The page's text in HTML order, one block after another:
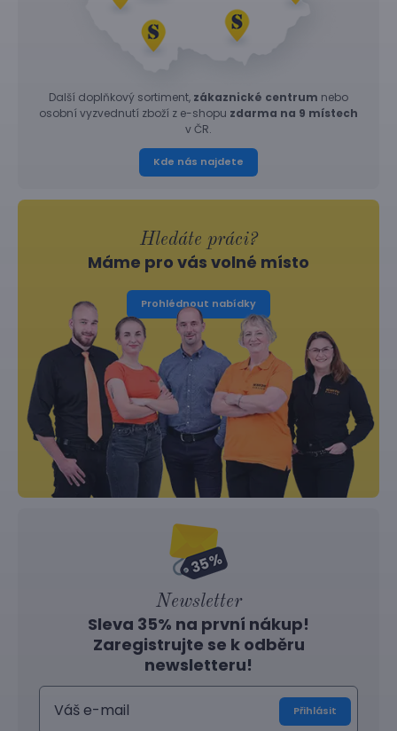
Další doplňkový sortiment, zákaznické centrum nebo
osobní vyzvednutí zboží z e-shopu zdarma na 9 místech
v ČR.
Kde nás najdete
Hledáte práci?
Máme pro vás volné místo
Prohlédnout nabídky
Newsletter
Sleva 35% na první nákup!
Zaregistrujte se k odběru
newsletteru!
Přihlásit